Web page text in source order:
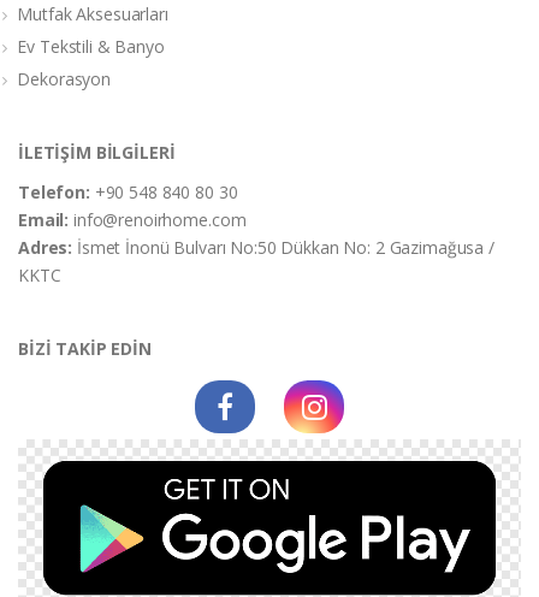
Mutfak Aksesuarları
Ev Tekstili & Banyo
Dekorasyon
İLETİŞİM BİLGİLERİ
Telefon: +90 548 840 80 30
Email:info@renoirhome.com
Adres: İsmet İnonü Bulvarı No:50 Dükkan No: 2 Gazimağusa /
KKTC
BİZİ TAKİP EDİN